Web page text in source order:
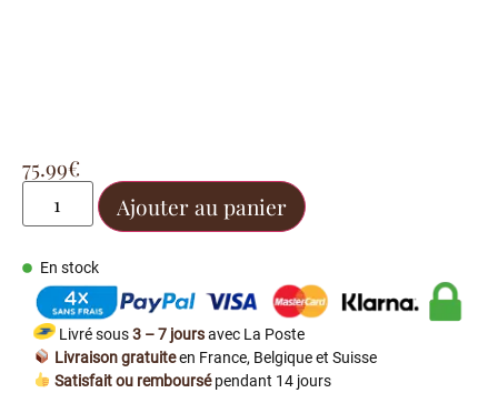
75.99€
Ajouter au panier
En stock
Livré sous3 – 7 joursavec La Poste
Livraison gratuiteen France, Belgique et Suisse
Satisfait ou remboursépendant 14 jours